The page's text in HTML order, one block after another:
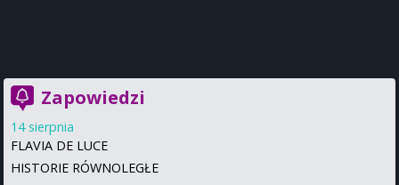
Zapowiedzi
14 sierpnia
FLAVIA DE LUCE
HISTORIE RÓWNOLEGŁE